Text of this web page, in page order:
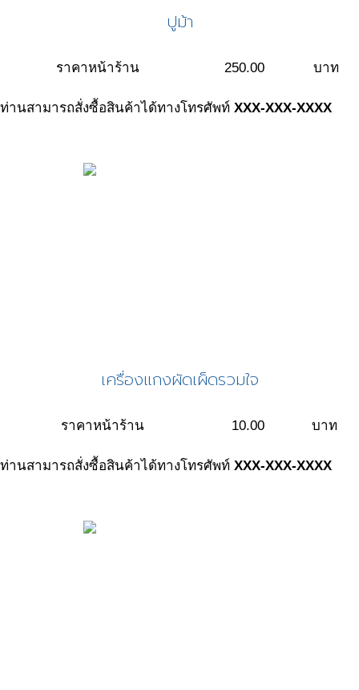
ปูม้า
ราคาหน้าร้าน 250.00 บาท
ท่านสามารถสั่งซื้อสินค้าได้ทางโทรศัพท์ XXX-XXX-XXXX
เครื่องแกงผัดเผ็ดรวมใจ
ราคาหน้าร้าน 10.00 บาท
ท่านสามารถสั่งซื้อสินค้าได้ทางโทรศัพท์ XXX-XXX-XXXX